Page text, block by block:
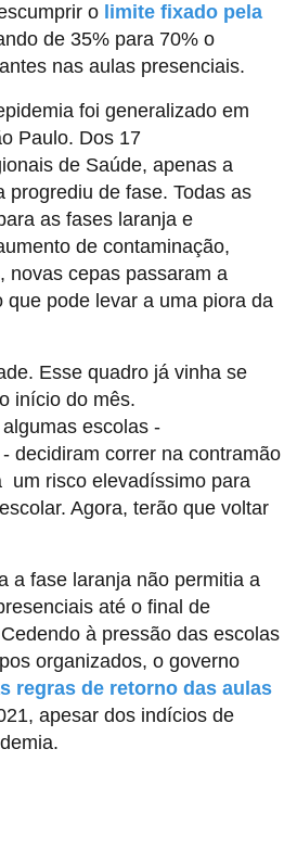
o limite fixado pela
de 35% para 70% o
nas aulas presenciais.
foi generalizado em
Paulo. Dos 17
de Saúde, apenas a
progrediu de fase. Todas as
as fases laranja e
de contaminação,
novas cepas passaram a
que pode levar a uma piora da
Esse quadro já vinha se
início do mês.
escolas -
decidiram correr na contramão
um risco elevadíssimo para
Agora, terão que voltar
a fase laranja não permitia a
até o final de
à pressão das escolas
organizados, o governo
regras de retorno das aulas
apesar dos indícios de